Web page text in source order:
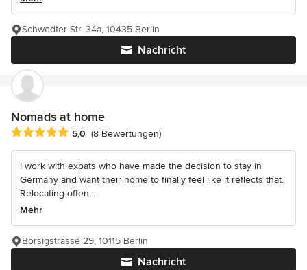
Nachricht
Schwedter Str. 34a, 10435 Berlin
Nomads at home
Durchschnittliche Bewertung: 5 von 5 Sternen
5,0 (8 Bewertungen)
I work with expats who have made the decision to stay in
Germany and want their home to finally feel like it reflects that.
Relocating often...
Mehr
Nachricht
Borsigstrasse 29, 10115 Berlin